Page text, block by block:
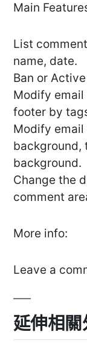
Main
List
name, date.
Ban or
Modify
footer by
Modify
background,
background.
Change the
comment
More info:
Leave a
延伸相關